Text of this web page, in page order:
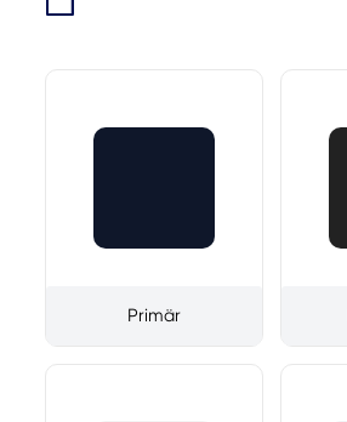
Primär